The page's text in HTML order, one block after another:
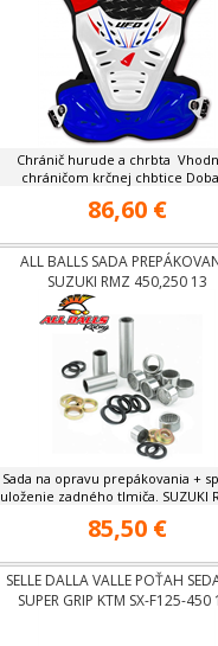
Chránič hurude a chrbta
chráničom krčnej chbtice
86,60 €
ALL BALLS SADA
SUZUKI RMZ 450,250 13
Sada na opravu prepákovania +
uloženie zadného tlmiča. SUZUKI
85,50 €
SELLE DALLA VALLE POŤAH
SUPER GRIP KTM SX-F125-450